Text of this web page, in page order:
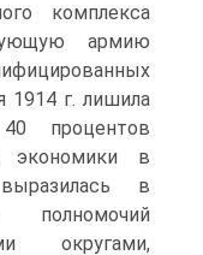
комплекса
армию
1914 г. лишила
процентов
экономики в
в
полномочий
округами,